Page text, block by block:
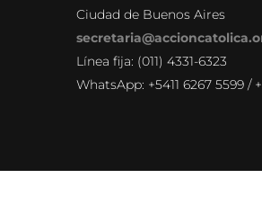
Ciudad de Buenos Aires
Línea fija: (011) 4331-6323
WhatsApp: +5411 6267 5599 /